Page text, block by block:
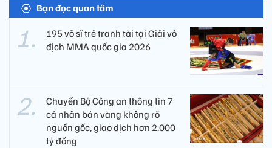
Bạn đọc quan tâm
195 võ sĩ trẻ tranh tài tại Giải vô
địch MMA quốc gia 2026
Chuyển Bộ Công an thông tin 7
cá nhân bán vàng không rõ
nguồn gốc, giao dịch hơn 2.000
tỷ đồng